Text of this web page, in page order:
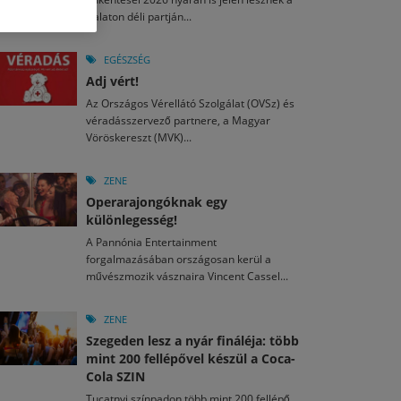
2026. JÚL. 15.
nézők 10 kedvenc filmje 2026 első félévében
2026. JÚL. 3.
án hozzánk is megérkezik a Rocktábor
2026. JÚL. 29.
a jubileumi Művészetek Völgye – még öt
ünnep
Fesztivál 2026
egy mese: 30 napos mesekihívást indít a Libri
2026. MÁJ. 11.
László kapta az Artisjus Irodalmi Nagydíjat
Balaton déli partján...
EGÉSZSÉG
Adj vért!
Az Országos Vérellátó Szolgálat (OVSz) és
véradásszervező partnere, a Magyar
Vöröskereszt (MVK)...
ZENE
Operarajongóknak egy
különlegesség!
A Pannónia Entertainment
forgalmazásában országosan kerül a
művészmozik vásznaira Vincent Cassel...
ZENE
Szegeden lesz a nyár fináléja: több
mint 200 fellépővel készül a Coca-
Cola SZIN